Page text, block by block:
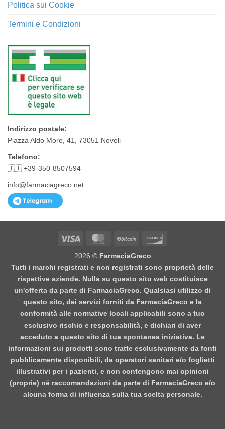
Politica sui Cookie
Termini e Condizioni
Indirizzo postale:
Piazza Aldo Moro, 41, 73051 Novoli
Telefono:
🇮🇹 +39-350-8507594
info@farmaciagreco.net
Visa MasterCardBitCoin
2026 © FarmaciaGreco
Tutti i marchi registrati e non registrati sono proprietà delle
rispettive aziende. Nulla su questo sito web costituisce
un'offerta da parte di FarmaciaGreco. Qualsiasi utilizzo di
questo sito, dei servizi forniti da FarmaciaGreco e la
conformità alle normative locali applicabili sono a tuo
esclusivo rischio e responsabilità, e dichiari di aver
acceduto a questo sito di tua spontanea iniziativa. Le
informazioni sui prodotti sono tratte esclusivamente da fonti
pubblicamente disponibili, da operatori sanitari e/o foglietti
illustrativi per i pazienti, e non contengono mai opinioni
(proprie) né raccomandazioni da parte di FarmaciaGreco e/o
alcuna forma di influenza sulla tua scelta personale.